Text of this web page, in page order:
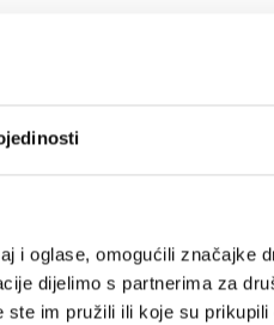
i oglase, omogućili značajke
dijelimo s partnerima za
im pružili ili koje su
najma?
kaznu?